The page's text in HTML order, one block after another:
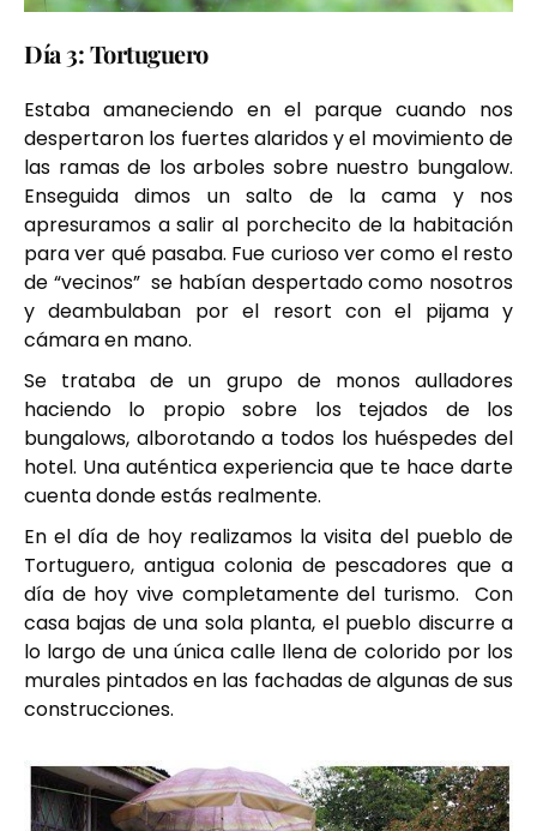
Día 3: Tortuguero
Estaba amaneciendo en el parque cuando nos
despertaron los fuertes alaridos y el movimiento de
las ramas de los arboles sobre nuestro bungalow.
Enseguida dimos un salto de la cama y nos
apresuramos a salir al porchecito de la habitación
para ver qué pasaba. Fue curioso ver como el resto
de “vecinos” se habían despertado como nosotros
y deambulaban por el resort con el pijama y
cámara en mano.
Se trataba de un grupo de monos aulladores
haciendo lo propio sobre los tejados de los
bungalows, alborotando a todos los huéspedes del
hotel. Una auténtica experiencia que te hace darte
cuenta donde estás realmente.
En el día de hoy realizamos la visita del pueblo de
Tortuguero, antigua colonia de pescadores que a
día de hoy vive completamente del turismo. Con
casa bajas de una sola planta, el pueblo discurre a
lo largo de una única calle llena de colorido por los
murales pintados en las fachadas de algunas de sus
construcciones.